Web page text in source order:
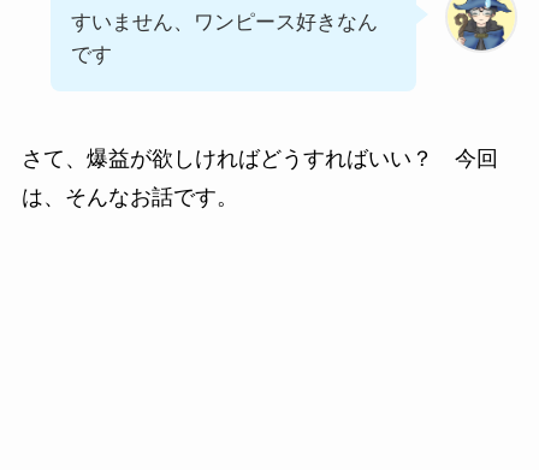
すいません、ワンピース好きなん
です
さて、爆益が欲しければどうすればいい？ 今回
は、そんなお話です。